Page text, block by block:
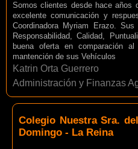
Somos clientes desde hace años
excelente comunicación y
Coordinadora Myriam Erazo.
Responsabilidad, Calidad,
buena oferta en comparación
mantención de sus Vehículos
Katrin Orta Guerrero
Administración y Finanzas
Colegio Nuestra Sra.
Domingo - La Reina